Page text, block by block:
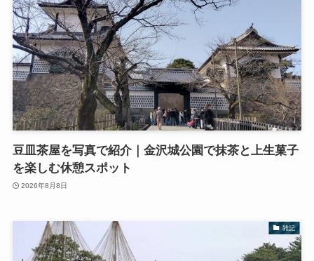
豆皿茶屋を写真で紹介｜金沢城公園で抹茶と上生菓子
を楽しむ休憩スポット
2026年8月8日
雑記